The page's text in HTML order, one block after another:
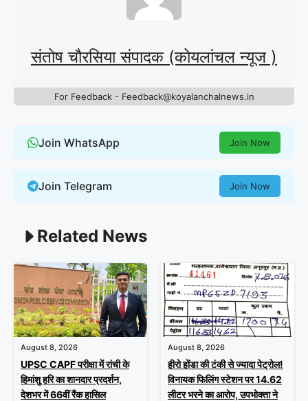
संतोष चौरसिया संपादक (कोयलांचल न्यूज )
For Feedback - Feedback@koyalanchalnews.in
Join WhatsApp Join Now
Join Telegram Join Now
Related News
August 8, 2026
UPSC CAPF परीक्षा में रांची के
हिमांशु हरि का शानदार प्रदर्शन,
देशभर में 66वीं रैंक हासिल
August 8, 2026
हीरो होंडा की टंकी से ज्यादा पेट्रोल!
विनायक फिलिंग स्टेशन पर 14.62
लीटर भरने का आरोप, उपभोक्ता ने